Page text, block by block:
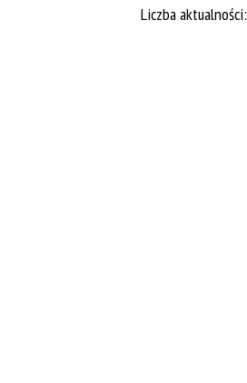
Kategoria
Liczba aktualności: